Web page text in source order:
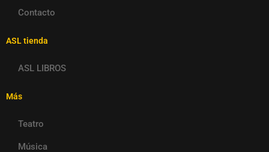
Contacto
ASL tienda
ASL LIBROS
Más
Teatro
Música